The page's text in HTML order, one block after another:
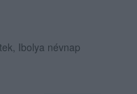
Ibolya névnap